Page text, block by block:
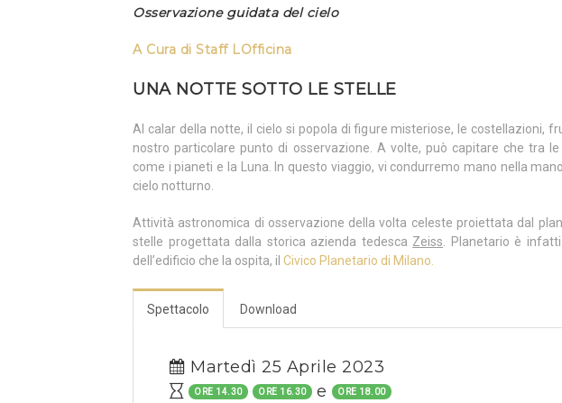
Osservazione guidata del cielo
A Cura di Staff LOfficina
UNA NOTTE SOTTO LE STELLE
Al calar della notte, il cielo si popola di figure misteriose, le costellazioni,
nostro particolare punto di osservazione. A volte, può capitare che tra
come i pianeti e la Luna. In questo viaggio, vi condurremo mano nella
cielo notturno.
Attività astronomica di osservazione della volta celeste proiettata dal
stelle progettata dalla storica azienda tedesca Zeiss . Planetario è
dell’edificio che la ospita, il Civico Planetario di Milano.
Spettacolo Download
Martedì 25 Aprile 2023
ORE 14.30 ORE 16.30 e ORE 18.00